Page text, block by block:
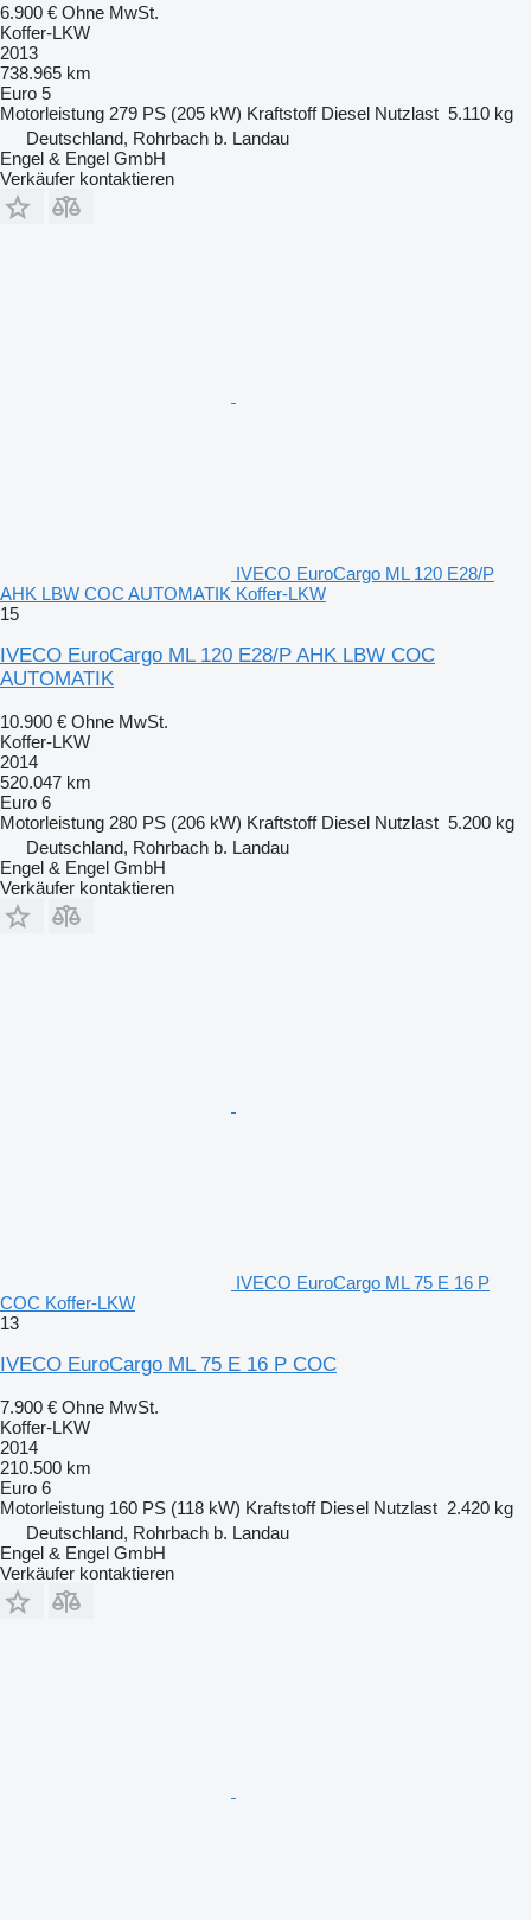
6.900 € Ohne MwSt.
Koffer-LKW
2013
738.965 km
Euro 5
Motorleistung 279 PS (205 kW) Kraftstoff Diesel Nutzlast 5.110 kg
Deutschland, Rohrbach b. Landau
Engel & Engel GmbH
Verkäufer kontaktieren
IVECO EuroCargo ML 120 E28/P
AHK LBW COC AUTOMATIK Koffer-LKW
15
IVECO EuroCargo ML 120 E28/P AHK LBW COC
AUTOMATIK
10.900 € Ohne MwSt.
Koffer-LKW
2014
520.047 km
Euro 6
Motorleistung 280 PS (206 kW) Kraftstoff Diesel Nutzlast 5.200 kg
Deutschland, Rohrbach b. Landau
Engel & Engel GmbH
Verkäufer kontaktieren
IVECO EuroCargo ML 75 E 16 P
COC Koffer-LKW
13
IVECO EuroCargo ML 75 E 16 P COC
7.900 € Ohne MwSt.
Koffer-LKW
2014
210.500 km
Euro 6
Motorleistung 160 PS (118 kW) Kraftstoff Diesel Nutzlast 2.420 kg
Deutschland, Rohrbach b. Landau
Engel & Engel GmbH
Verkäufer kontaktieren